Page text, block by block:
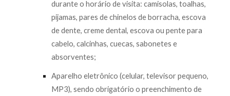
durante o horário de visita: camisolas, toalhas,
pijamas, pares de chinelos de borracha, escova
de dente, creme dental, escova ou pente para
cabelo, calcinhas, cuecas, sabonetes e
absorventes;
Aparelho eletrônico (celular, televisor pequeno,
MP3), sendo obrigatório o preenchimento de